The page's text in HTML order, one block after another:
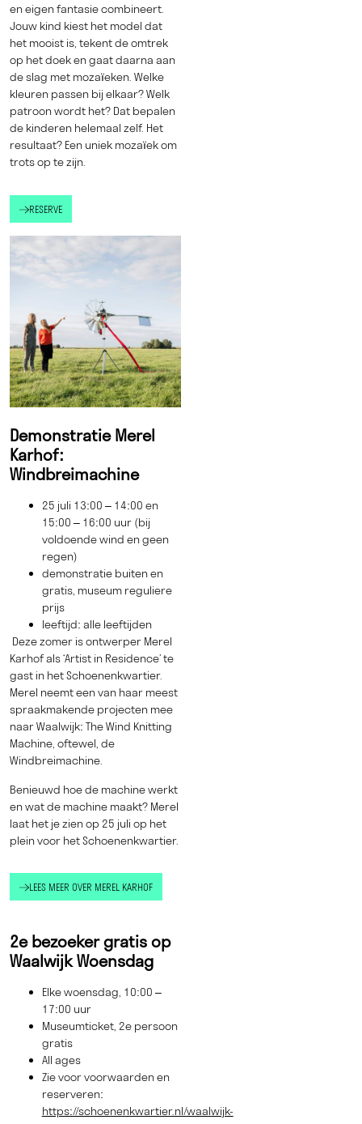
en eigen fantasie combineert.
Jouw kind kiest het model dat
het mooist is, tekent de omtrek
op het doek en gaat daarna aan
de slag met mozaïeken. Welke
kleuren passen bij elkaar? Welk
patroon wordt het? Dat bepalen
de kinderen helemaal zelf. Het
resultaat? Een uniek mozaïek om
trots op te zijn.
RESERVE
Demonstratie Merel
Karhof:
Windbreimachine
25 juli 13:00 – 14:00 en
15:00 – 16:00 uur (bij
voldoende wind en geen
regen)
demonstratie buiten en
gratis, museum reguliere
prijs
leeftijd: alle leeftijden
Deze zomer is ontwerper Merel
Karhof als ‘Artist in Residence’ te
gast in het Schoenenkwartier.
Merel neemt een van haar meest
spraakmakende projecten mee
naar Waalwijk: The Wind Knitting
Machine, oftewel, de
Windbreimachine.
Benieuwd hoe de machine werkt
en wat de machine maakt? Merel
laat het je zien op 25 juli op het
plein voor het Schoenenkwartier.
LEES MEER OVER MEREL KARHOF
2e bezoeker gratis op
Waalwijk Woensdag
Elke woensdag, 10:00 –
17:00 uur
Museumticket, 2e persoon
gratis
All ages
Zie voor voorwaarden en
reserveren:
https://schoenenkwartier.nl/waalwijk-